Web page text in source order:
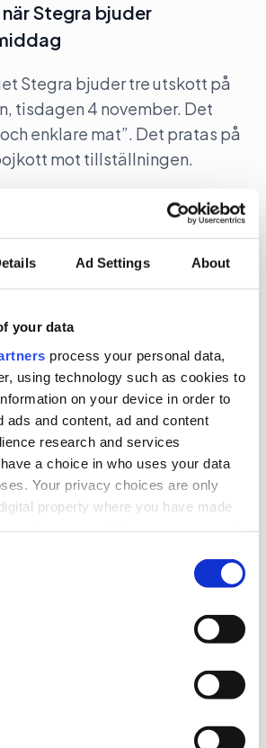
Ad Settings About
your data
process your personal data,
using technology such as cookies to
on your device in order to
ads and content, ad and content
research and services
a choice in who uses your data
Your privacy choices are only
property where you have made
how your personal data is processed
in the
content and ads, to
features and to analyse our traffic.
and analytics partners who
Stegra bjuder
Stegra bjuder tre utskott på
tisdagen 4 november. Det
enklare mat”. Det pratas på
mot tillställningen.
blir byrå för
startade 2023 som en pa-
Nu tar byrån en ny position
vara Sveriges första
Pr
vårdföretaget Attendos pa-